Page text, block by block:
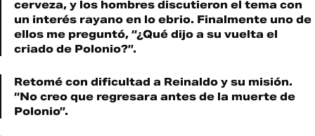
cerveza, y los hombres discutieron el tema con
un interés rayano en lo ebrio. Finalmente uno de
ellos me preguntó, “¿Qué dijo a su vuelta el
criado de Polonio?”.
Retomé con dificultad a Reinaldo y su misión.
“No creo que regresara antes de la muerte de
Polonio”.